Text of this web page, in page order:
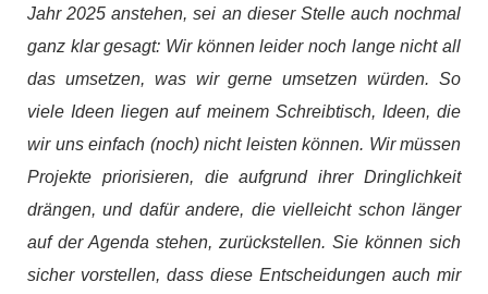
Jahr 2025 anstehen, sei an dieser Stelle auch nochmal
ganz klar gesagt: Wir können leider noch lange nicht all
das umsetzen, was wir gerne umsetzen würden. So
viele Ideen liegen auf meinem Schreibtisch, Ideen, die
wir uns einfach (noch) nicht leisten können. Wir müssen
Projekte priorisieren, die aufgrund ihrer Dringlichkeit
drängen, und dafür andere, die vielleicht schon länger
auf der Agenda stehen, zurückstellen. Sie können sich
sicher vorstellen, dass diese Entscheidungen auch mir